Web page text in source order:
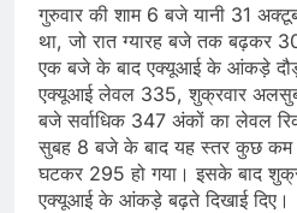
गुरुवार की शाम 6 बजे यानी 31
था, जो रात ग्यारह बजे तक बढ़कर
एक बजे के बाद एक्यूआई के आंकड़े
एक्यूआई लेवल 335, शुक्रवार
बजे सर्वाधिक 347 अंकों का लेवल
सुबह 8 बजे के बाद यह स्तर कुछ
घटकर 295 हो गया। इसके बाद
एक्यूआई के आंकड़े बढ़ते दिखाई दिए।